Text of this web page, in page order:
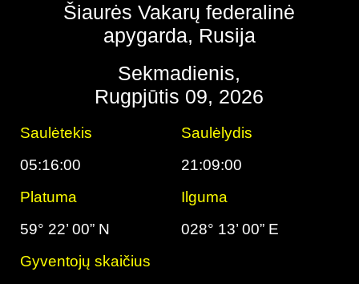
Šiaurės Vakarų federalinė
apygarda, Rusija
Sekmadienis,
Rugpjūtis 09, 2026
Saulėtekis
Saulėlydis
05:16:00
21:09:00
Platuma
Ilguma
59° 22’ 00” N
028° 13’ 00” E
Gyventojų skaičius